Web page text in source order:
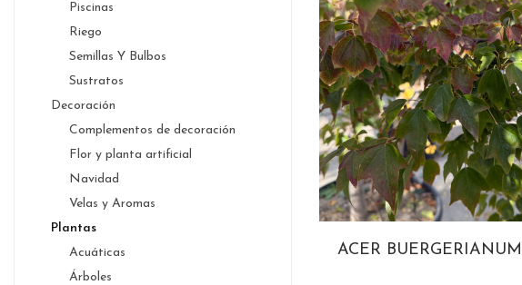
ACER BUERGERIANUM
Piscinas
Riego
Semillas Y Bulbos
Sustratos
Decoración
Complementos de decoración
Flor y planta artificial
Navidad
Velas y Aromas
Plantas
Acuáticas
Árboles